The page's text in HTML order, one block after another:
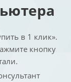
в 1 клик».
кнопку